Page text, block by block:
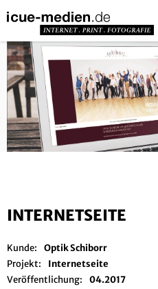
INTERNETSEITE
Kunde:
Optik Schiborr
Projekt:
Internetseite
Veröffentlichung:
04.2017